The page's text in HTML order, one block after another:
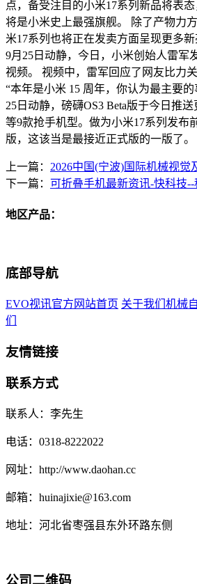
点，备受注目的小米17系列新品将表
将是小米史上最强旗舰。 除了产物力
米17系列也将正在发卖方面呈现更多
9月25日动静，今日，小米创始人雷军
视频。 视频中，雷军回应了网友比力
“本年是小米 15 周年，你认为最主要
25日动静，磅礴OS3 Beta版于今日推
等9款抢手机型。做为小米17系列发布
版，这该当是最接近正式版的一版了。
上一篇： 2026中国(宁波)国际机械视觉
下一篇： 可折叠手机最新资讯-快科技
地区产品：
底部导航
EVO视讯官方网站首页 关于我们 机械
们
友情链接
联系方式
联系人：李先生
电话：0318-8222022
网址：http://www.daohan.cc
邮箱：huinajixie@163.com
地址：河北省枣强县东外环路东侧
公司二维码